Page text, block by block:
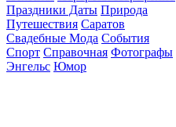
Праздники Даты Природа
Путешествия Саратов
Свадебные Мода События
Спорт Справочная Фотографы
Энгельс Юмор